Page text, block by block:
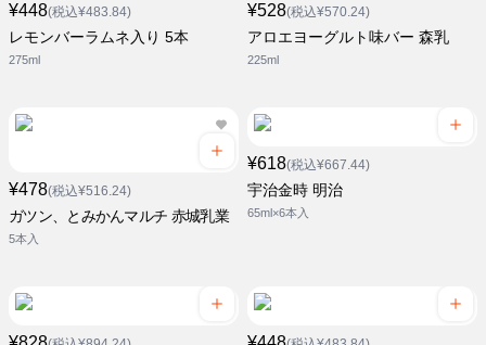
¥448(税込¥483.84)
レモンバーラムネ入り 5本
275ml
¥528(税込¥570.24)
アロエヨーグルト味バー 森乳
225ml
¥478(税込¥516.24)
ガツン、とみかんマルチ 赤城乳業
5本入
¥618(税込¥667.44)
宇治金時 明治
65ml×6本入